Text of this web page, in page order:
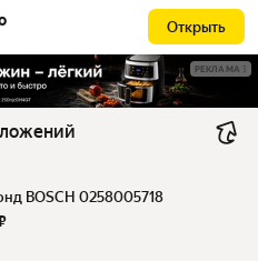
Открыть
РЕКЛАМА
BOSCH 0258005718